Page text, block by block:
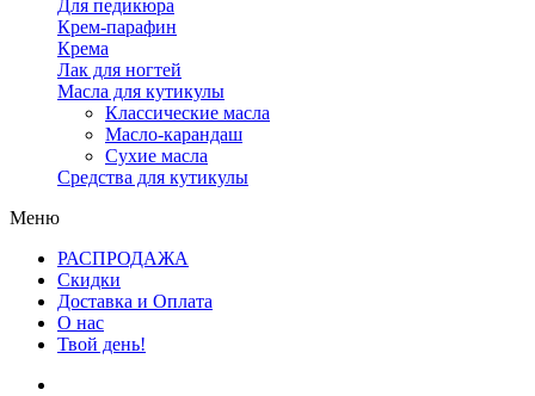
Для педикюра
Крем-парафин
Крема
Лак для ногтей
Масла для кутикулы
Классические масла
Масло-карандаш
Сухие масла
Средства для кутикулы
Меню
РАСПРОДАЖА
Скидки
Доставка и Оплата
О нас
Твой день!